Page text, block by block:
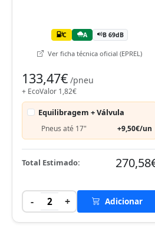
C A B 69dB
Ver ficha técnica oficial (EPREL)
133,47€ /pneu
+ EcoValor 1,82€
Equilibragem + Válvula
Pneus até 17" +9,50€/un
Total Estimado:
- 2 + Adicionar